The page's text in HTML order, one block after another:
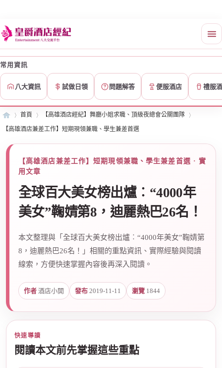
常用資訊
八大資訊 試做日領 問題解答 便服酒店 禮服
首頁
›
【高雄酒店經紀】舞廳小姐求職、頂級夜總會公關團隊
›
【高雄酒店兼差工作】短期現領兼職、學生兼差首選
【高雄酒店兼差工作】短期現領兼職、學生兼差首選 · 實
用文章
全球百大美女榜出爐︰“4000年
美女”鞠婧第8，迪麗熱巴26名！
本文整理與「全球百大美女榜出爐︰“4000年美女”鞠婧第
8，迪麗熱巴26名！」相關的重點資訊、實際經驗與閱讀
線索，方便快速掌握內容後再深入閱讀。
作者 酒店小開 發布 2019-11-11 瀏覽 1844
快速導讀
閱讀本文前先掌握這些重點